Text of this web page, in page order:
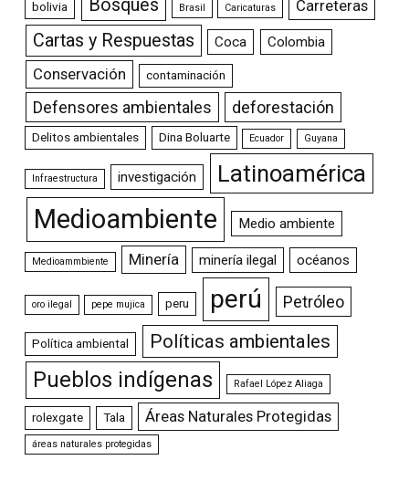
bolivia Bosques Brasil Caricaturas Carreteras
Cartas y Respuestas Coca Colombia
Conservación contaminación
Defensores ambientales deforestación
Delitos ambientales Dina Boluarte Ecuador Guyana
Infraestructura investigación Latinoamérica
Medioambiente Medio ambiente
Medioammbiente Minería minería ilegal océanos
oro ilegal pepe mujica peru perú Petróleo
Política ambiental Políticas ambientales
Pueblos indígenas Rafael López Aliaga
rolexgate Tala Áreas Naturales Protegidas
áreas naturales protegidas